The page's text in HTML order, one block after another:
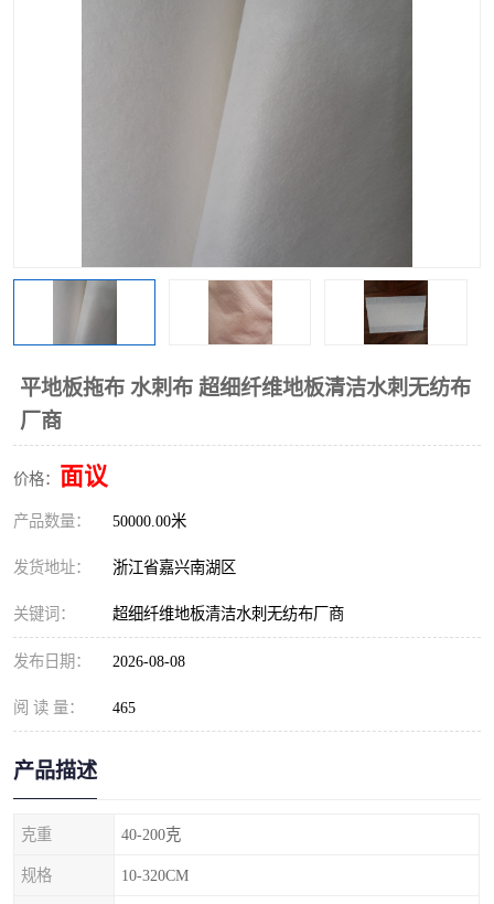
平地板拖布 水刺布 超细纤维地板清洁水刺无纺布
厂商
价格： 面议
产品数量： 50000.00米
发货地址： 浙江省嘉兴南湖区
关键词： 超细纤维地板清洁水刺无纺布厂商
发布日期： 2026-08-08
阅 读 量： 465
产品描述
克重 40-200克
规格 10-320CM